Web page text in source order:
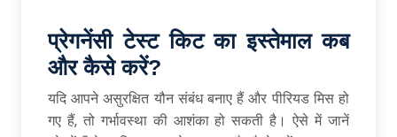
प्रेगनेंसी टेस्ट किट का इस्तेमाल कब
और कैसे करें?
यदि आपने असुरक्षित यौन संबंध बनाए हैं और पीरियड मिस हो
गए हैं, तो गर्भावस्था की आशंका हो सकती है। ऐसे में जानें